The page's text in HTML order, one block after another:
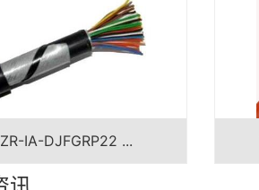
ZR-IA-DJFGRP22 ...